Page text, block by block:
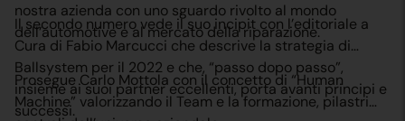
nostra azienda con uno sguardo rivolto al mondo
dell’automotive e al mercato della riparazione.
Il secondo numero vede il suo incipit con l’editoriale a
Cura di Fabio Marcucci che descrive la strategia di
Ballsystem per il 2022 e che, “passo dopo passo”,
insieme ai suoi partner eccellenti, porta avanti principi e
successi.
Prosegue Carlo Mottola con il concetto di “Human
Machine” valorizzando il Team e la formazione, pilastri